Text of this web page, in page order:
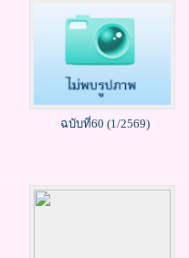
ฉบับที่60 (1/2569)